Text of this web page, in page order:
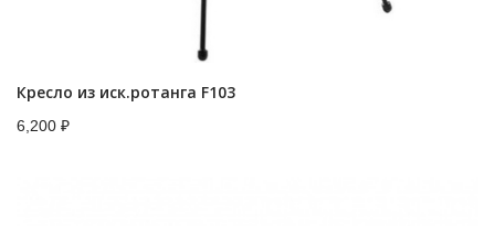
Кресло из иск.ротанга F103
6,200 ₽